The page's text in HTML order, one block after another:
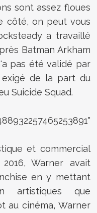
sont assez floues
côté, on peut vous
a travaillé
Batman Arkham
pas été validé par
exigé de la part du
Suicide Squad.
et commercial
Warner avait
en y mettant
artistiques que
au cinéma, Warner